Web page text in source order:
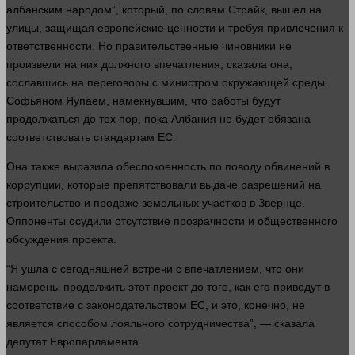
албанским народом”, который, по словам Страйк, вышел на
улицы, защищая европейские ценности и требуя привлечения к
ответственности. Но правительственные чиновники не
произвели на них должного впечатления, сказала она,
сославшись на переговоры с министром окружающей среды
Софьяном Яупаем, намекнувшим, что работы будут
продолжаться до тех пор, пока Албания не будет обязана
соответствовать стандартам ЕС.
Она также выразила обеспокоенность по поводу обвинений в
коррупции, которые препятствовали выдаче разрешений на
строительство и продаже земельных участков в Звернце.
Оппоненты осудили отсутствие прозрачности и общественного
обсуждения проекта.
“Я ушла с сегодняшней встречи с впечатлением, что они
намерены продолжить этот проект до того, как его приведут в
соответствие с законодательством ЕС, и это, конечно, не
является способом лояльного сотрудничества”, — сказала
депутат Европарламента.